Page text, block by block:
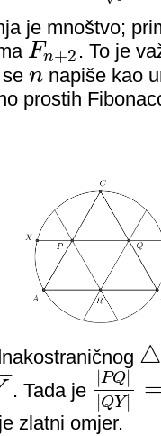
je mnoštvo;
Fn+2
Fn+2 . To je
n
n
napiše kao
prostih
△
△A
¯
¯ . Tada je
PQ
|QY|
PQ||QY| φ
zlatni omjer.